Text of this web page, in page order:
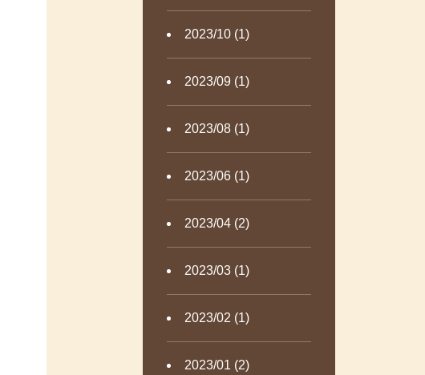
2023/10 (1)
2023/09 (1)
2023/08 (1)
2023/06 (1)
2023/04 (2)
2023/03 (1)
2023/02 (1)
2023/01 (2)